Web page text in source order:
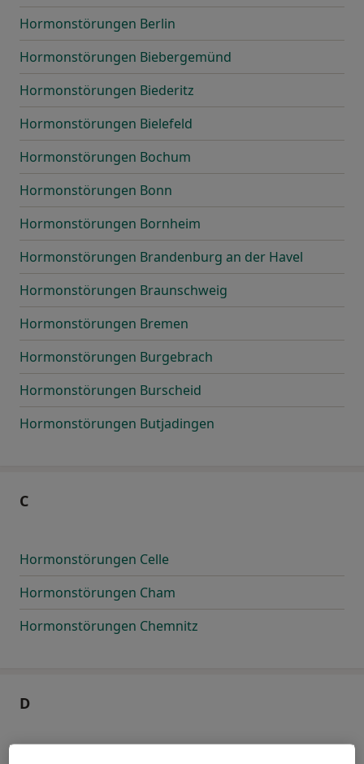
Hormonstörungen Berlin
Hormonstörungen Biebergemünd
Hormonstörungen Biederitz
Hormonstörungen Bielefeld
Hormonstörungen Bochum
Hormonstörungen Bonn
Hormonstörungen Bornheim
Hormonstörungen Brandenburg an der Havel
Hormonstörungen Braunschweig
Hormonstörungen Bremen
Hormonstörungen Burgebrach
Hormonstörungen Burscheid
Hormonstörungen Butjadingen
C
Hormonstörungen Celle
Hormonstörungen Cham
Hormonstörungen Chemnitz
D